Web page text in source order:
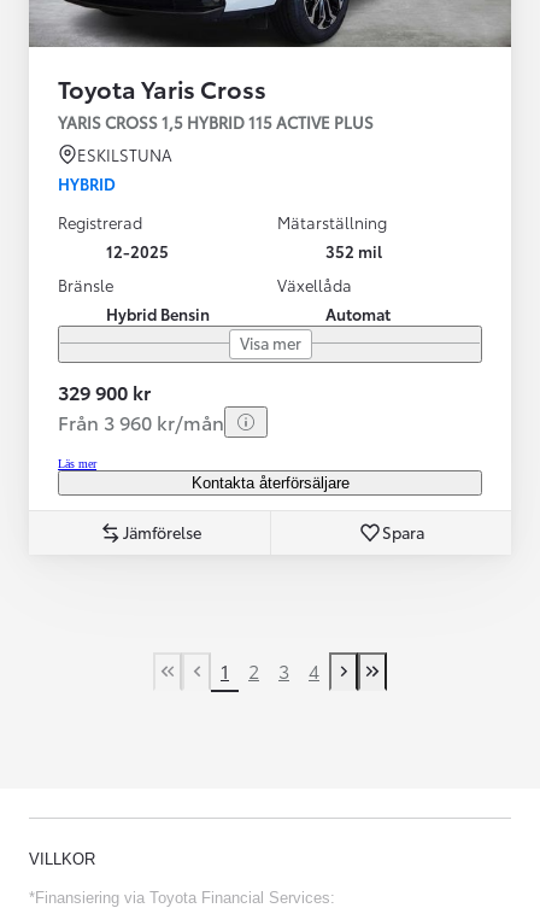
Toyota Yaris Cross
YARIS CROSS 1,5 HYBRID 115 ACTIVE PLUS
ESKILSTUNA
HYBRID
Registrerad
12-2025
Mätarställning
352 mil
Bränsle
Hybrid Bensin
Växellåda
Automat
Visa mer
329 900 kr
Från 3 960 kr/mån
Läs mer
Kontakta återförsäljare
Jämförelse Spara
First Page
Previous page
1 2 3 4
Next page
Last Page
VILLKOR
*Finansiering via Toyota Financial Services: